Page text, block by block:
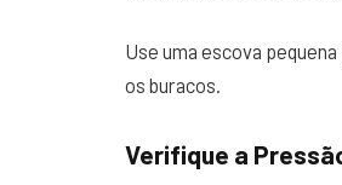
Use uma escova
os buracos.
Verifique a